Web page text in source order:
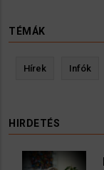
TÉMÁK
Hírek Infók
HIRDETÉS